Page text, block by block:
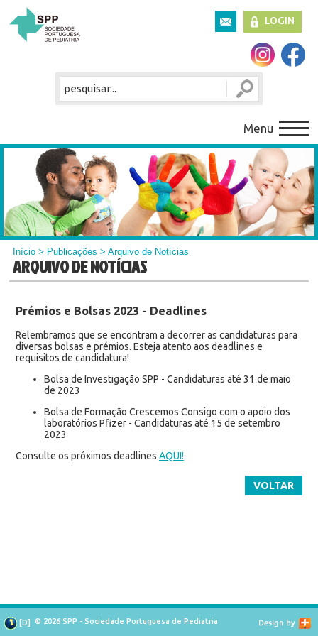
LOGIN
Menu
Início > Publicações > Arquivo de Notícias
ARQUIVO DE NOTÍCIAS
Prémios e Bolsas 2023 - Deadlines
Relembramos que se encontram a decorrer as candidaturas para
diversas bolsas e prémios. Esteja atento aos deadlines e
requisitos de candidatura!
Bolsa de Investigação SPP - Candidaturas até 31 de maio
de 2023
Bolsa de Formação Crescemos Consigo com o apoio dos
laboratórios Pfizer - Candidaturas até 15 de setembro
2023
Consulte os próximos deadlines AQUI!
VOLTAR
[D] © 2026 SPP - Sociedade Portuguesa de Pediatria